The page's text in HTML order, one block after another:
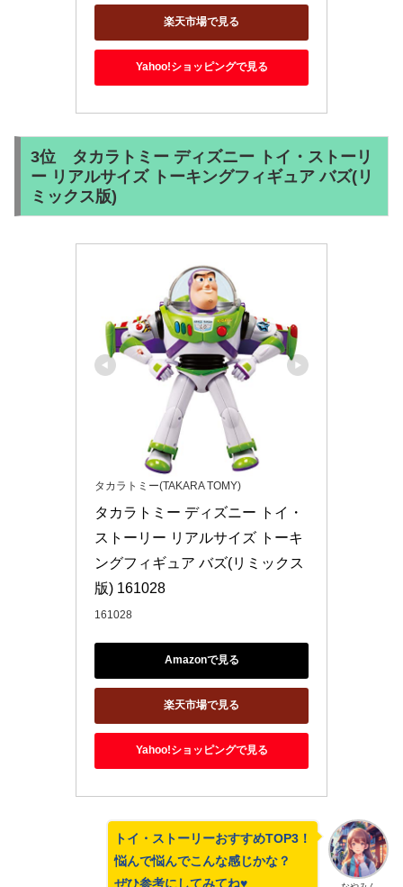
楽天市場で見る
Yahoo!ショッピングで見る
3位 タカラトミー ディズニー トイ・ストーリ
ー リアルサイズ トーキングフィギュア バズ(リ
ミックス版)
タカラトミー(TAKARA TOMY)
タカラトミー ディズニー トイ・
ストーリー リアルサイズ トーキ
ングフィギュア バズ(リミックス
版) 161028
161028
Amazonで見る
楽天市場で見る
Yahoo!ショッピングで見る
トイ・ストーリーおすすめTOP3！
悩んで悩んでこんな感じかな？
ぜひ参考にしてみてね♥